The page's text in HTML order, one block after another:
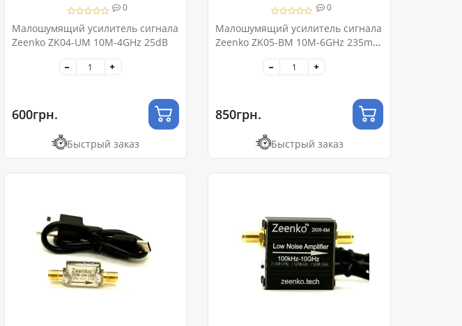
0
Малошумящий усилитель сигнала
Zeenko ZK04-UM 10M-4GHz 25dB
600грн.
Быстрый заказ
0
Малошумящий усилитель сигнала
Zeenko ZK05-BM 10M-6GHz 235mA
850грн.
Быстрый заказ